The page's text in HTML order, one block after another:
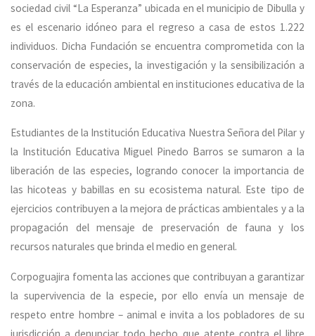
sociedad civil “La Esperanza” ubicada en el municipio de Dibulla y
es el escenario idóneo para el regreso a casa de estos 1.222
individuos. Dicha Fundación se encuentra comprometida con la
conservación de especies, la investigación y la sensibilización a
través de la educación ambiental en instituciones educativa de la
zona.
Estudiantes de la Institución Educativa Nuestra Señora del Pilar y
la Institución Educativa Miguel Pinedo Barros se sumaron a la
liberación de las especies, logrando conocer la importancia de
las hicoteas y babillas en su ecosistema natural. Este tipo de
ejercicios contribuyen a la mejora de prácticas ambientales y a la
propagación del mensaje de preservación de fauna y los
recursos naturales que brinda el medio en general.
Corpoguajira fomenta las acciones que contribuyan a garantizar
la supervivencia de la especie, por ello envía un mensaje de
respeto entre hombre – animal e invita a los pobladores de su
jurisdicción a denunciar todo hecho que atente contra el libre